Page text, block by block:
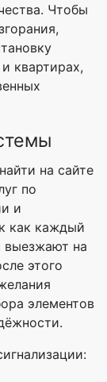
Чтобы
квартирах,
на сайте
по
и
как каждый
выезжают на
этого
элементов